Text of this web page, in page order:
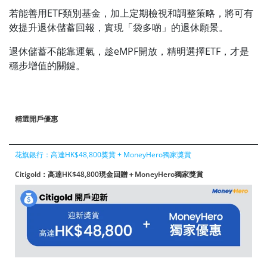
若能善用ETF類別基金，加上定期檢視和調整策略，將可有
效提升退休儲蓄回報，實現「袋多啲」的退休願景。
退休儲蓄不能靠運氣，趁eMPF開放，精明選擇ETF，才是
穩步增值的關鍵。
精選開戶優惠
花旗銀行：高達HK$48,800獎賞 + MoneyHero獨家獎賞
Citigold：高達HK$48,800現金回贈＋MoneyHero獨家獎賞